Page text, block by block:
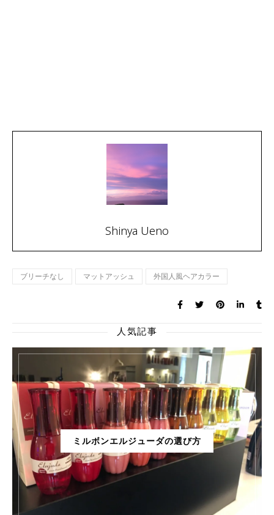
Shinya Ueno
ブリーチなし マットアッシュ 外国人風ヘアカラー
人気記事
ミルボンエルジューダの選び方